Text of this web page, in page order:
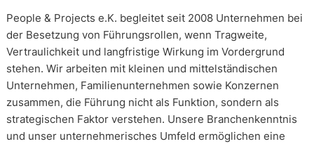
People & Projects e.K. begleitet seit 2008 Unternehmen bei
der Besetzung von Führungsrollen, wenn Tragweite,
Vertraulichkeit und langfristige Wirkung im Vordergrund
stehen. Wir arbeiten mit kleinen und mittelständischen
Unternehmen, Familienunternehmen sowie Konzernen
zusammen, die Führung nicht als Funktion, sondern als
strategischen Faktor verstehen. Unsere Branchenkenntnis
und unser unternehmerisches Umfeld ermöglichen eine